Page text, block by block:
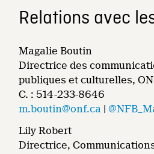
Relations avec
Magalie Boutin
Directrice des
publiques et culturelles,
C. : 514-233-8646
m.boutin@onf.ca |
Lily Robert
Directrice,